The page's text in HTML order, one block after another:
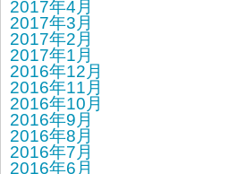
2017年4月
2017年3月
2017年2月
2017年1月
2016年12月
2016年11月
2016年10月
2016年9月
2016年8月
2016年7月
2016年6月